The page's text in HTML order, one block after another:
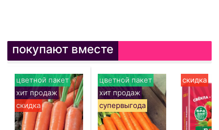
покупают вместе
цветной пакет
хит продаж
скидка
цветной пакет
хит продаж
супервыгода
скидка